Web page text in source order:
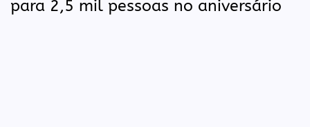
para 2,5 mil pessoas no aniversário